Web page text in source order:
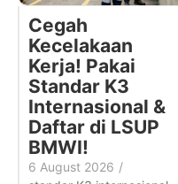
Cegah
Kecelakaan
Kerja! Pakai
Standar K3
Internasional &
Daftar di LSUP
BMWI!
6 August 2026 /